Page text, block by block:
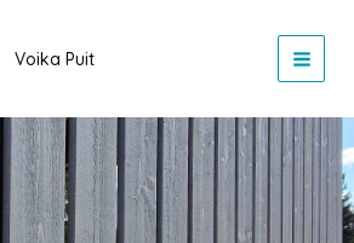
Voika Puit